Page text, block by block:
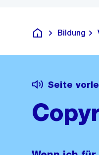
Deutsch
Bildung
Seite